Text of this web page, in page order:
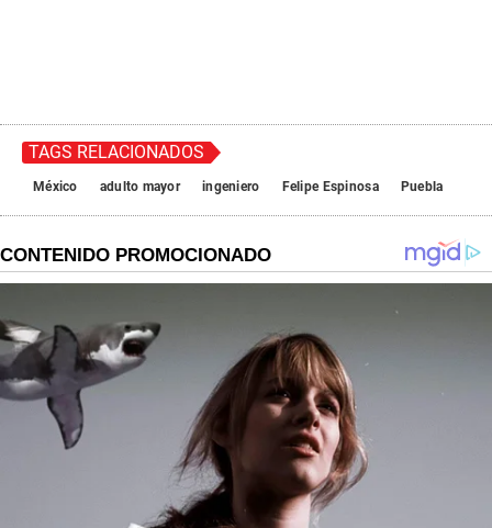
TAGS RELACIONADOS
México adulto mayor ingeniero Felipe Espinosa Puebla